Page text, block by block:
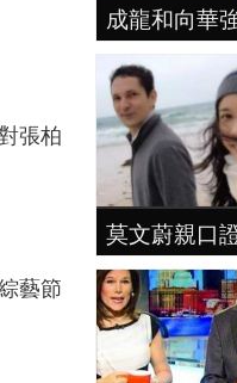
張柏
藝節
成龍和向華
莫文蔚親口